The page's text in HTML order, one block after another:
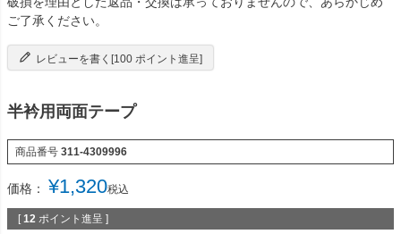
ご了承ください。
レビューを書く[100 ポイント進呈]
半衿用両面テープ
商品番号 311-4309996
価格： ¥1,320税込
[ 12 ポイント進呈 ]